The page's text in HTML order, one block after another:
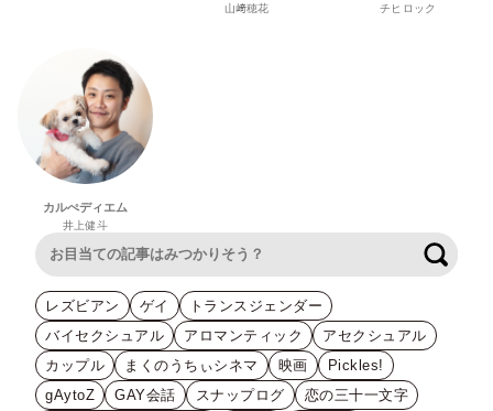
山﨑穂花 チヒロック
カルぺディエム
井上健斗
レズビアン ゲイ
トランスジェンダー
バイセクシュアル
アロマンティック
アセクシュアル
カップル
まくのうちぃシネマ 映画
Pickles!
gAytoZ
GAY会話 スナップログ
恋の三十一文字